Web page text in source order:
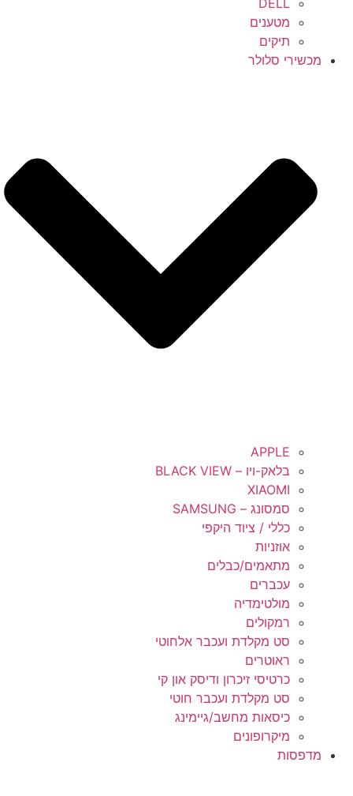
מטענים
תיקים
מכשירי סלולר
APPLE
בלאק-ויו – BLACK VIEW
XIAOMI
סמסונג – SAMSUNG
כללי / ציוד היקפי
אוזניות
מתאמים/כבלים
עכברים
מולטימדיה
רמקולים
סט מקלדת ועכבר אלחוטי
ראוטרים
כרטיסי זיכרון ודיסק און קי
סט מקלדת ועכבר חוטי
כיסאות מחשב/גיימינג
מיקרופונים
מדפסות